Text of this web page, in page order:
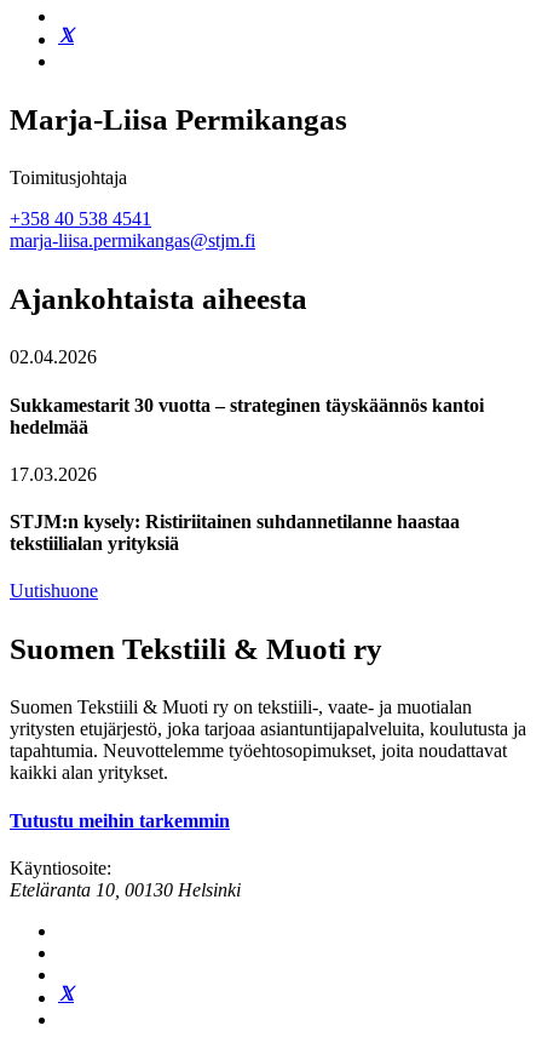
Marja-Liisa Permikangas
Toimitusjohtaja
+358 40 538 4541
marja-liisa.permikangas@stjm.fi
Ajankohtaista aiheesta
02.04.2026
Sukkamestarit 30 vuotta – strateginen täyskäännös kantoi
hedelmää
17.03.2026
STJM:n kysely: Ristiriitainen suhdannetilanne haastaa
tekstiilialan yrityksiä
Uutishuone
Suomen Tekstiili & Muoti ry
Suomen Tekstiili & Muoti ry on tekstiili-, vaate- ja muotialan
yritysten etujärjestö, joka tarjoaa asiantuntijapalveluita, koulutusta ja
tapahtumia. Neuvottelemme työehtosopimukset, joita noudattavat
kaikki alan yritykset.
Tutustu meihin tarkemmin
Käyntiosoite:
Eteläranta 10, 00130 Helsinki